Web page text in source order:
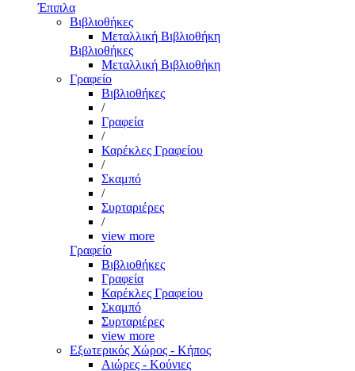
Έπιπλα
Βιβλιοθήκες
Μεταλλική Βιβλιοθήκη
Βιβλιοθήκες
Μεταλλική Βιβλιοθήκη
Γραφείο
Βιβλιοθήκες
/
Γραφεία
/
Καρέκλες Γραφείου
/
Σκαμπό
/
Συρταριέρες
/
view more
Γραφείο
Βιβλιοθήκες
Γραφεία
Καρέκλες Γραφείου
Σκαμπό
Συρταριέρες
view more
Εξωτερικός Χώρος - Κήπος
Αιώρες - Κούνιες